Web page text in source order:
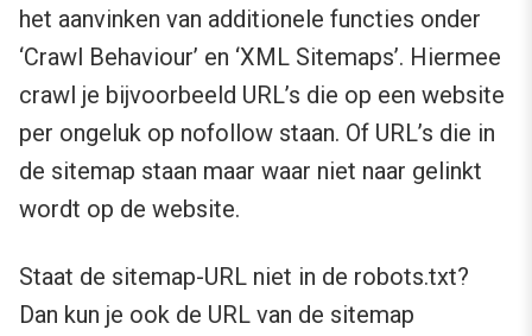
het aanvinken van additionele functies onder
‘Crawl Behaviour’ en ‘XML Sitemaps’. Hiermee
crawl je bijvoorbeeld URL’s die op een website
per ongeluk op nofollow staan. Of URL’s die in
de sitemap staan maar waar niet naar gelinkt
wordt op de website.
Staat de sitemap-URL niet in de robots.txt?
Dan kun je ook de URL van de sitemap